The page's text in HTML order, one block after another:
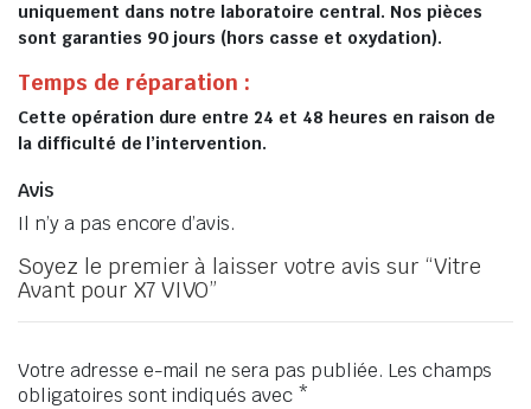
uniquement dans notre laboratoire central. Nos pièces
sont garanties 90 jours (hors casse et oxydation).
Temps de réparation :
Cette opération dure entre 24 et 48 heures en raison de
la difficulté de l’intervention.
Avis
Il n’y a pas encore d’avis.
Soyez le premier à laisser votre avis sur “Vitre
Avant pour X7 VIVO”
Votre adresse e-mail ne sera pas publiée. Les champs
obligatoires sont indiqués avec *